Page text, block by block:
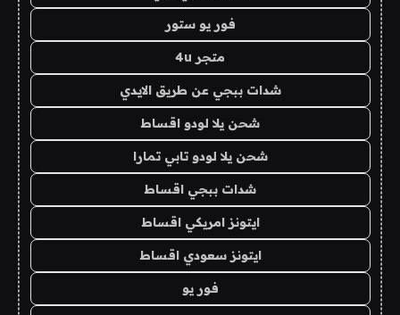
فور يو ستور
متجر 4u
شدات ببجي عن طريق الايدي
شحن يلا لودو اقساط
شحن يلا لودو تابي تمارا
شدات ببجي اقساط
ايتونز امريكي اقساط
ايتونز سعودي اقساط
فور يو